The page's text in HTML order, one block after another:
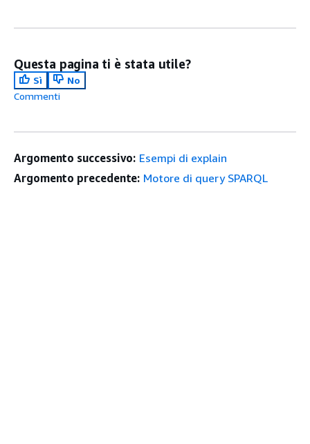
Questa pagina ti è stata utile?
Sì
No
Commenti
Argomento successivo: Esempi di explain
Argomento precedente: Motore di query SPARQL